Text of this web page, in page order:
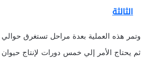
الثالثة
ثم يحتاج الأمر إلي خمس دورات لإنتاج